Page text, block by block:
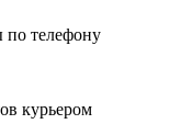
по телефону
курьером